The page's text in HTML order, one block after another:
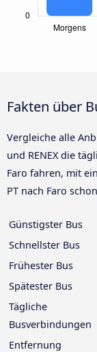
Fakten über
Vergleiche alle
und RENEX die
Faro fahren, mit
PT nach Faro
Günstigster Bus
Schnellster Bus
Frühester Bus
Spätester Bus
Tägliche
Busverbindungen
Entfernung